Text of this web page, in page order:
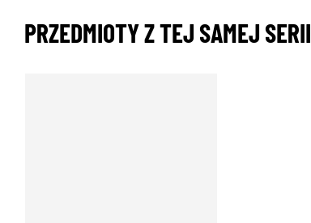
PRZEDMIOTY Z TEJ SAMEJ SERII